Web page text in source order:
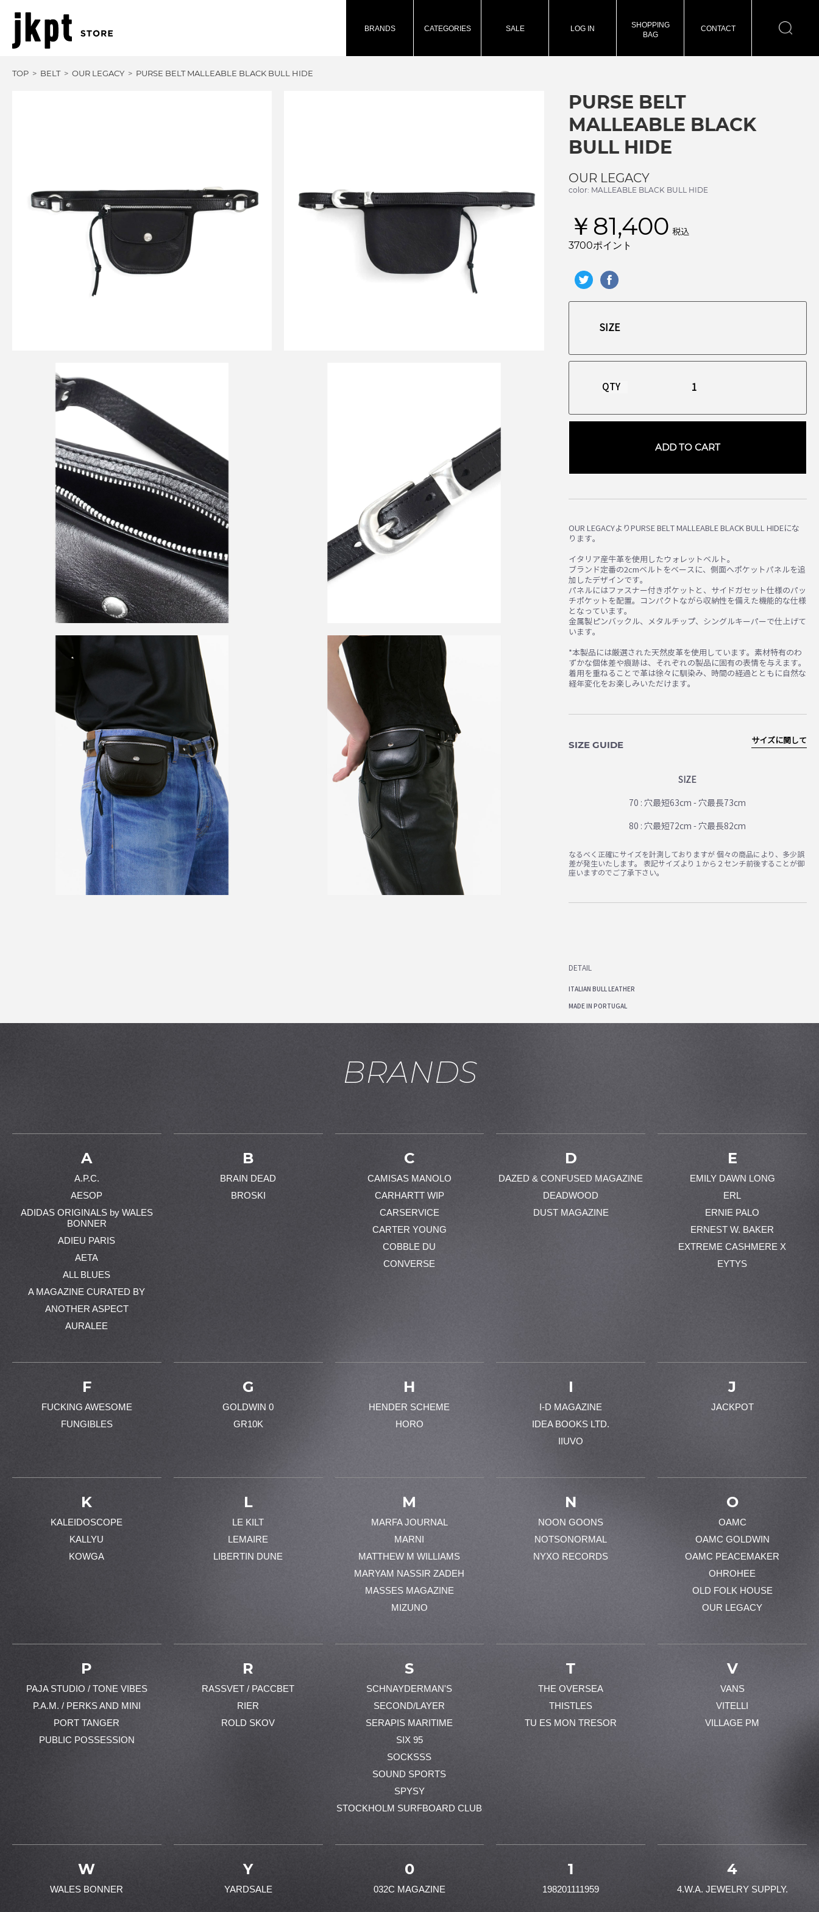
BRANDS CATEGORIES SALE LOG IN
SHOPPING
BAG
CONTACT
TOP BELT OUR LEGACY PURSE BELT MALLEABLE BLACK BULL HIDE
PURSE BELT
MALLEABLE BLACK
BULL HIDE
OUR LEGACY
color: MALLEABLE BLACK BULL HIDE
￥81,400 税込
3700ポイント
QTY
ADD TO CART
OUR LEGACYよりPURSE BELT MALLEABLE BLACK BULL HIDEにな
ります。
イタリア産牛革を使用したウォレットベルト。
ブランド定番の2cmベルトをベースに、側面へポケットパネルを追
加したデザインです。
パネルにはファスナー付きポケットと、サイドガセット仕様のパッ
チポケットを配置。コンパクトながら収納性を備えた機能的な仕様
となっています。
金属製ピンバックル、メタルチップ、シングルキーパーで仕上げて
います。
*本製品には厳選された天然皮革を使用しています。素材特有のわ
ずかな個体差や痕跡は、それぞれの製品に固有の表情を与えます。
着用を重ねることで革は徐々に馴染み、時間の経過とともに自然な
経年変化をお楽しみいただけます。
SIZE GUIDE
SIZE
70 : 穴最短63cm - 穴最長73cm
80 : 穴最短72cm - 穴最長82cm
サイズに関して
なるべく正確にサイズを計測しておりますが 個々の商品により、多少誤
差が発生いたします。 表記サイズより１から２センチ前後することが御
座いますのでご了承下さい。
DETAIL
ITALIAN BULL LEATHER
MADE IN PORTUGAL
BRANDS
A
A.P.C.
AESOP
ADIDAS ORIGINALS by WALES
BONNER
ADIEU PARIS
AETA
ALL BLUES
A MAGAZINE CURATED BY
ANOTHER ASPECT
AURALEE
B
BRAIN DEAD
BROSKI
C
CAMISAS MANOLO
CARHARTT WIP
CARSERVICE
CARTER YOUNG
COBBLE DU
CONVERSE
D
DAZED & CONFUSED MAGAZINE
DEADWOOD
DUST MAGAZINE
E
EMILY DAWN LONG
ERL
ERNIE PALO
ERNEST W. BAKER
EXTREME CASHMERE X
EYTYS
F
FUCKING AWESOME
FUNGIBLES
G
GOLDWIN 0
GR10K
H
HENDER SCHEME
HORO
I
I-D MAGAZINE
IDEA BOOKS LTD.
IIUVO
J
JACKPOT
K
KALEIDOSCOPE
KALLYU
KOWGA
L
LE KILT
LEMAIRE
LIBERTIN DUNE
M
MARFA JOURNAL
MARNI
MATTHEW M WILLIAMS
MARYAM NASSIR ZADEH
MASSES MAGAZINE
MIZUNO
N
NOON GOONS
NOTSONORMAL
NYXO RECORDS
O
OAMC
OAMC GOLDWIN
OAMC PEACEMAKER
OHROHEE
OLD FOLK HOUSE
OUR LEGACY
P
PAJA STUDIO / TONE VIBES
P.A.M. / PERKS AND MINI
PORT TANGER
PUBLIC POSSESSION
R
RASSVET / PACCBET
RIER
ROLD SKOV
S
SCHNAYDERMAN'S
SECOND/LAYER
SERAPIS MARITIME
SIX 95
SOCKSSS
SOUND SPORTS
SPYSY
STOCKHOLM SURFBOARD CLUB
T
THE OVERSEA
THISTLES
TU ES MON TRESOR
V
VANS
VITELLI
VILLAGE PM
W
WALES BONNER
Y
YARDSALE
0
032C MAGAZINE
1
198201111959
4
4.W.A. JEWELRY SUPPLY.